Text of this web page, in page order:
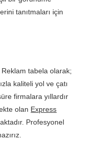
tanıtmaları için
tabela olarak;
kaliteli yol ve çatı
firmalara yıllardır
olan Express
Profesyonel